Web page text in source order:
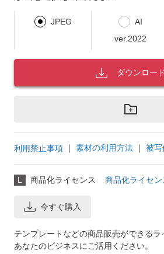
JPEG
AI
ver.2022
ダウンロード
利用禁止事項 ｜ 素材の利用方法 ｜ 被写
L 商品化ライセンス 商品化ライセン
今すぐ購入
テンプレートなどの商品販売ができるラ
あなたのビジネスにご活用ください。